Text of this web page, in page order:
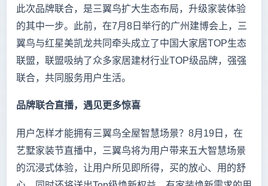
此次品牌联合，是三翼鸟扩大生态布局，升级家装体验
的其中一步。此前，在7月8日举行的广州建博会上，三
翼鸟与红星美凯龙共同牵头成立了中国大家居TOP生态
联盟，联盟吸纳了众多家居建材行业TOP级品牌，强强
联合，共同服务用户生活。
品牌联合直播，遇见更多惊喜
用户怎样才能拥有三翼鸟全屋智慧场景？8月19日，在
艺墅家装节直播中，三翼鸟将为用户带来五大智慧场景
的沉浸式体验，让用户所见即所得，买的放心、用的舒